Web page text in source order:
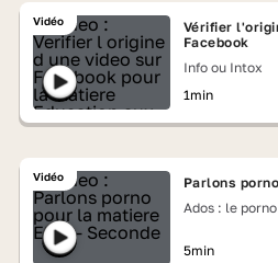
Vidéo
Vérifier
Facebook
Info ou Intox
1min
Vidéo
Parlons porno
Ados : le
5min